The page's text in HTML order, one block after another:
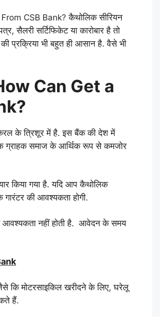
From CSB Bank?कैथोलिक सीरियन
सैलरी सर्टिफिकेट या कारोबार है तो
प्रक्रिया भी बहुत ही आसान है. वैसे भी
Can Get a
के त्रिशूर में है. इस बैंक की देश में
समाज के आर्थिक रूप से कमजोर
किया गया है. यदि आप कैथोलिक
की आवश्यकता होगी.
आवश्यकता नहीं होती है. आवेदन के समय
मोटरसाइकिल खरीदने के लिए, घरेलू
हैं.